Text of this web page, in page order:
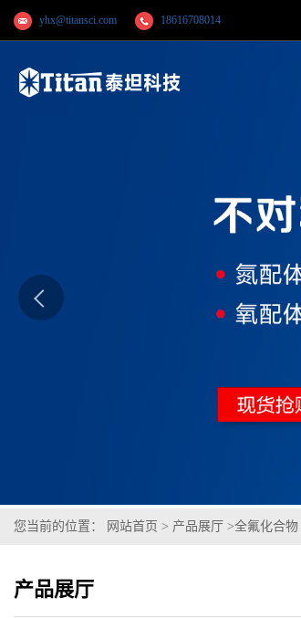
yhx@titansci.com 18616708014
您当前的位置： 网站首页 > 产品展厅 >全氟化合物
产品展厅